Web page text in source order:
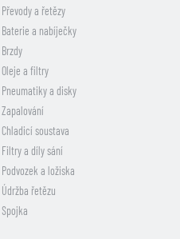
Převody a řetězy
Baterie a nabíječky
Brzdy
Oleje a filtry
Pneumatiky a disky
Zapalování
Chladicí soustava
Filtry a díly sání
Podvozek a ložiska
Údržba řetězu
Spojka